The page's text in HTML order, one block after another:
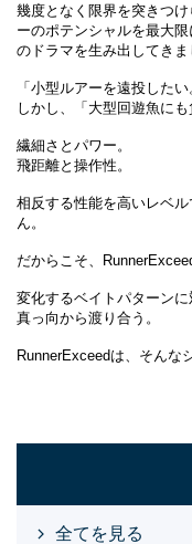
幾度となく限界を突きつ
ーのポテンシャルを最大
のドラマを生み出してきま
「小型ルアーを遠投したい
しかし、「大型回遊魚にも
繊細さとパワー。
飛距離と操作性。
相反する性能を高いレベ
ん。
だからこそ、
変化するベイトパターン
真っ向から渡り合う。
RunnerExceedは、そんな
全てを見る